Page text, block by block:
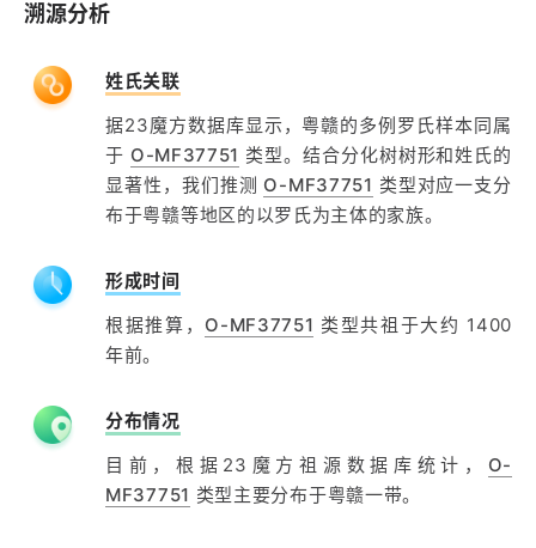
溯源分析
姓氏关联
据23魔方数据库显示，粤赣的多例罗氏样本同属
于 O-MF37751 类型。结合分化树树形和姓氏的
显著性，我们推测 O-MF37751 类型对应一支分
布于粤赣等地区的以罗氏为主体的家族。
形成时间
根据推算， O-MF37751 类型共祖于大约 1400
年前。
分布情况
目前，根据23魔方祖源数据库统计， O-
MF37751 类型主要分布于粤赣一带。